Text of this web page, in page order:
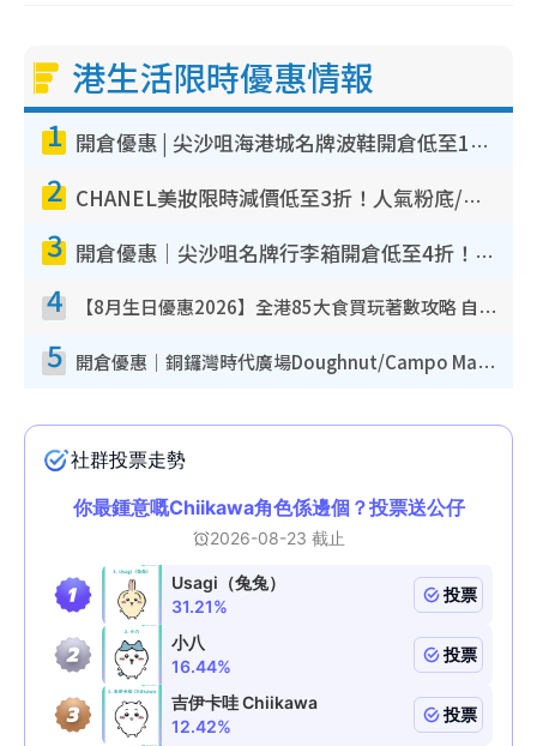
港生活限時優惠情報
1 開倉優惠 | 尖沙咀海港城名牌波鞋開倉低至1折！On鞋$899起／Joy&Peace鞋履$98起
2 CHANEL美妝限時減價低至3折！人氣粉底/唇膏/精華液低至$275！COCO香水都有平
3 開倉優惠｜尖沙咀名牌行李箱開倉低至4折！一連5日 American Tourister/ace./Hallmark $200起！
4 【8月生日優惠2026】全港85大食買玩著數攻略 自助餐/火鍋放題同行免費＋誠品/DONKI送現金券
5 開倉優惠｜銅鑼灣時代廣場Doughnut/Campo Marzio開倉低至1折！背囊、書包、手袋劈價$200起